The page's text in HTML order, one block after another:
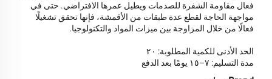
فعال مقاومة الشفرة للصدمات ويطيل عمرها الافتراضي. حتى في
مواجهة الحاجة لقطع عدة طبقات من الأقمشة، فإنها تحقق تشغيلًا
فعالًا من خلال المزاوجة بين ميزات المواد والتكنولوجيا.
الحد الأدنى للكمية المطلوبة: ٢٠
مدة التسليم: ٧–١٥ يومًا بعد الدفع